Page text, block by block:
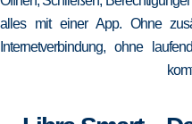
alles mit einer App. Ohne
Internetverbindung, ohne